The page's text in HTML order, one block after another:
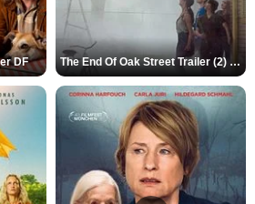
DF The End Of Oak Street Trailer (2) DF